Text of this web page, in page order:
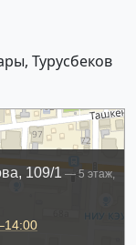
Турусбеков